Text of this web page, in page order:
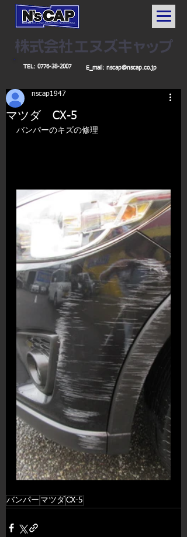
TEL: 0776-38-2007 E_mail: nscap@nscap.co.jp
マツダ CX-5
nscap1947
バンパーのキズの修理
バンパー マツダ CX-5